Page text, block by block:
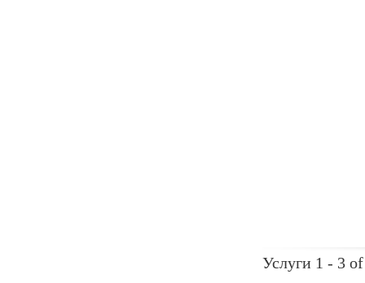
Услуги 1 - 3